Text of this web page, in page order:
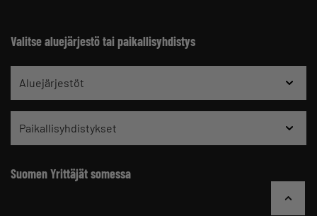
Valitse aluejärjestö tai paikallisyhdistys
Aluejärjestöt
Paikallisyhdistykset
Suomen Yrittäjät somessa